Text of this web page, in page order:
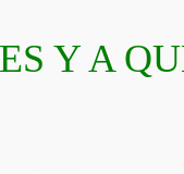
Y A